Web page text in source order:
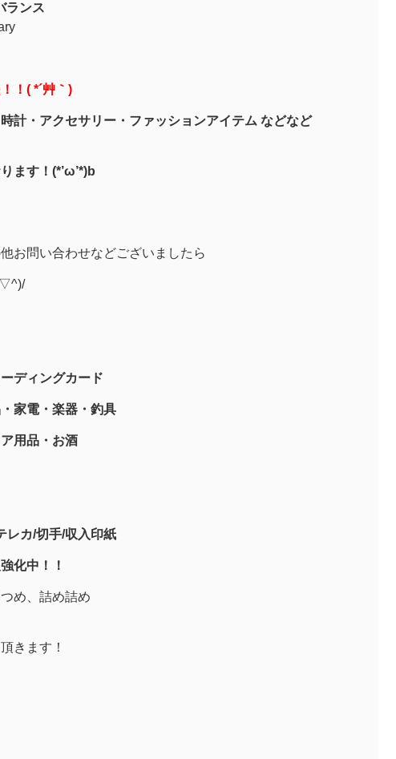
ランス
！( *´艸｀)
計・アクセサリー・ファッションアイテム などなど
ます！(*’ω’*)b
お問い合わせなどございましたら
ディングカード
家電・楽器・釣具
ア用品・お酒
レカ/切手/収入印紙
化中！！
め、詰め詰め
きます！